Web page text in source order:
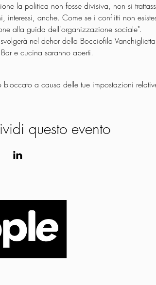
la politica non fosse divisiva, non si
interessi, anche. Come se i conflitti non
alla guida dell'organizzazione sociale".
svolgerà nel dehor della Bocciofila
e cucina saranno aperti.
a causa delle tue impostazioni
questo evento